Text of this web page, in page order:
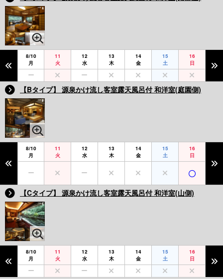
8/10
月
11
火
12
水
13
木
14
金
15
土
16
日
【Bタイプ】 源泉かけ流し客室露天風呂付 和洋室(庭園側)
8/10
月
11
火
12
水
13
木
14
金
15
土
16
日
【Cタイプ】 源泉かけ流し客室露天風呂付 和洋室(山側)
8/10
月
11
火
12
水
13
木
14
金
15
土
16
日